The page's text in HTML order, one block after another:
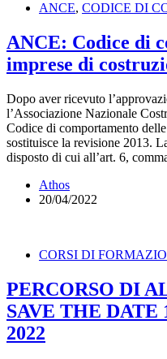
ANCE, CODICE DI
ANCE: Codice di
imprese di
Dopo aver ricevuto
l’Associazione Nazionale
Codice di comportamento
sostituisce la revisione 2013.
disposto di cui all’art. 6,
Athos
20/04/2022
CORSI DI
PERCORSO DI
SAVE THE DATE
2022